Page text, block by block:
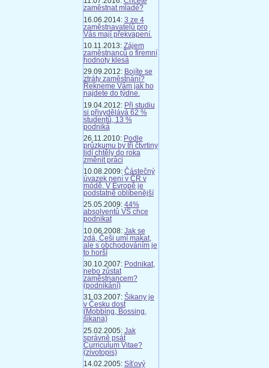
zaměstnat mladé?
16.06.2014: 3 ze 4
zaměstnavatelů pro
Vás mají překvapení.
10.11.2013: Zájem
zaměstnanců o firemní
hodnoty klesá
29.09.2012: Bojíte se
ztráty zaměstnání?
Řekneme Vám jak ho
najdete do týdne.
19.04.2012: Při studiu
si přivydělává 62 %
studentů, 13 %
podniká
26.11.2010: Podle
průzkumu by tři čtvrtiny
lidí chtěly do roka
změnit práci
10.08.2009: Částečný
úvazek není v ČR v
módě. V Evropě je
podstatně oblíbenější
25.05.2009: 44%
absolventů VŠ chce
podnikat
10.06.2008: Jak se
zdá, Češi umí makat,
ale s obchodováním je
to horší
30.10.2007: Podnikat,
nebo zůstat
zaměstnancem?
(podnikání)
31.03.2007: Šikany je
v Česku dost
(Mobbing, Bossing,
šikana)
25.02.2005: Jak
správně psát
Curriculum Vitae?
(zivotopis)
14.02.2005: Síťový